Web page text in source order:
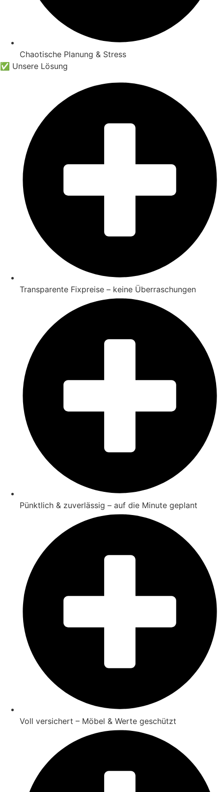
Chaotische Planung & Stress
✅ Unsere Lösung
Transparente Fixpreise – keine Überraschungen
Pünktlich & zuverlässig – auf die Minute geplant
Voll versichert – Möbel & Werte geschützt